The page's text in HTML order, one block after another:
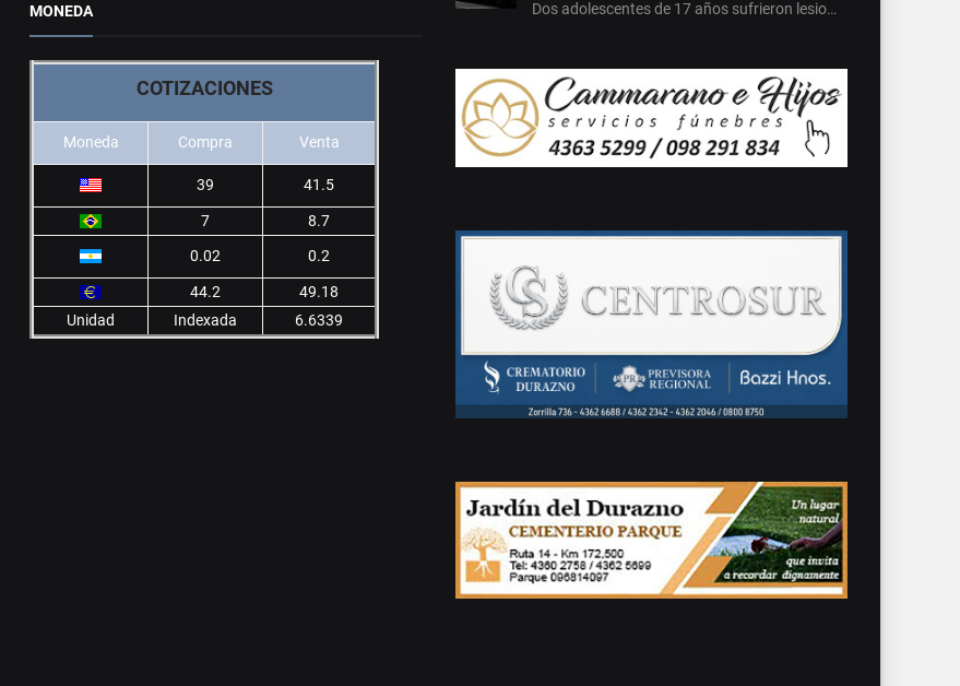
MONEDA
COTIZACIONES
Moneda Compra Venta
39 41.5
7
8.7
0.02
0.2
44.2
49.18
Unidad
Indexada 6.6339
Dos adolescentes de 17 años sufrieron lesio…